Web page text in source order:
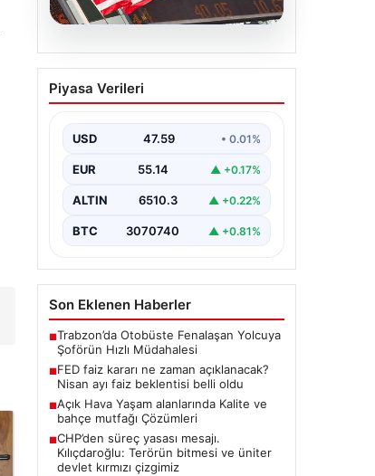
05.08.2026
FED faiz kararı ne zaman
açıklanacak? Nisan ayı
Piyasa Verileri
USD 47.59 • 0.01%
EUR 55.14 ▲ +0.17%
ALTIN 6510.3 ▲ +0.22%
BTC 3070740 ▲ +0.81%
Son Eklenen Haberler
■Trabzon’da Otobüste Fenalaşan Yolcuya
Şoförün Hızlı Müdahalesi
■FED faiz kararı ne zaman açıklanacak?
Nisan ayı faiz beklentisi belli oldu
■Açık Hava Yaşam alanlarında Kalite ve
bahçe mutfağı Çözümleri
■CHP’den süreç yasası mesajı.
Kılıçdaroğlu: Terörün bitmesi ve üniter
devlet kırmızı çizgimiz